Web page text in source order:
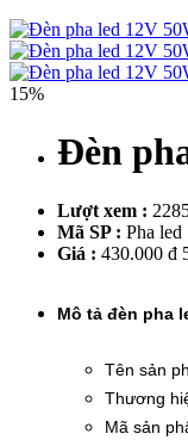
15%
Đèn
Lượt xem :
Mã SP : Pha
Giá : 430.000 đ
Mô tả đèn pha
Tên sản
Thương
Mã sản